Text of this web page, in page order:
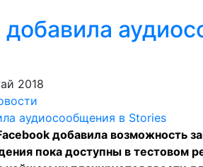
добавила
2018
добавила возможность
пока доступны в тестовом